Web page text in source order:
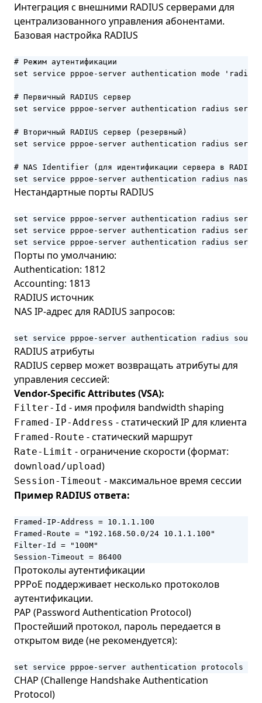
Интеграция с внешними RADIUS серверами для
централизованного управления абонентами.
Базовая настройка RADIUS
# Режим аутентификации
set service pppoe-server authentication mode 'radius'
# Первичный RADIUS сервер
set service pppoe-server authentication radius
# Вторичный RADIUS сервер (резервный)
set service pppoe-server authentication radius
# NAS Identifier (для идентификации сервера в RADIUS)
set service pppoe-server authentication radius nas-
Нестандартные порты RADIUS
set service pppoe-server authentication radius
set service pppoe-server authentication radius
set service pppoe-server authentication radius
Порты по умолчанию:
Authentication: 1812
Accounting: 1813
RADIUS источник
NAS IP-адрес для RADIUS запросов:
set service pppoe-server authentication radius
RADIUS атрибуты
RADIUS сервер может возвращать атрибуты для
управления сессией:
Vendor-Specific Attributes (VSA):
Filter-Id - имя профиля bandwidth shaping
Framed-IP-Address - статический IP для клиента
Framed-Route - статический маршрут
Rate-Limit - ограничение скорости (формат:
download/upload)
Session-Timeout - максимальное время сессии
Пример RADIUS ответа:
Framed-IP-Address = 10.1.1.100
Framed-Route = "192.168.50.0/24 10.1.1.100"
Filter-Id = "100M"
Session-Timeout = 86400
Протоколы аутентификации
PPPoE поддерживает несколько протоколов
аутентификации.
PAP (Password Authentication Protocol)
Простейший протокол, пароль передается в
открытом виде (не рекомендуется):
set service pppoe-server authentication protocols pap
CHAP (Challenge Handshake Authentication
Protocol)